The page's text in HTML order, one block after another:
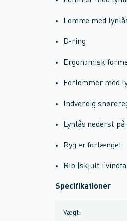
Lomme med
D-ring
Ergonomisk
Forlommer med
Indvendig
Lynlås nederst
Ryg er forlænget
Rib (skjult i
Specifikationer
Vægt: